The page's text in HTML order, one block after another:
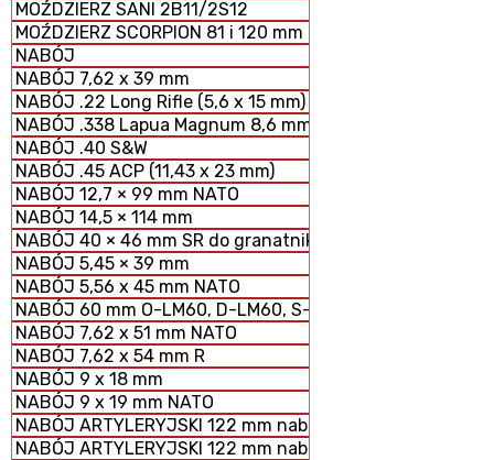
MOŹDZIERZ SANI 2B11/2S12
MOŹDZIERZ SCORPION 81 i 120 mm MODUŁOWY SYSTEM
NABÓJ
NABÓJ 7,62 x 39 mm
NABÓJ .22 Long Rifle (5,6 x 15 mm)
NABÓJ .338 Lapua Magnum 8,6 mm
NABÓJ .40 S&W
NABÓJ .45 ACP (11,43 x 23 mm)
NABÓJ 12,7 × 99 mm NATO
NABÓJ 14,5 × 114 mm
NABÓJ 40 × 46 mm SR do granatników
NABÓJ 5,45 × 39 mm
NABÓJ 5,56 x 45 mm NATO
NABÓJ 60 mm O-LM60, D-LM60, S-LM60 MOŹDZIERZOWY
NABÓJ 7,62 x 51 mm NATO
NABÓJ 7,62 x 54 mm R
NABÓJ 9 x 18 mm
NABÓJ 9 x 19 mm NATO
NABÓJ ARTYLERYJSKI 122 mm nabój HE z ładunkiem
NABÓJ ARTYLERYJSKI 122 mm nabój HE z ładunkiem